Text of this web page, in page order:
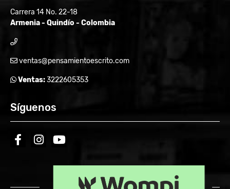
Carrera 14 No. 22-18
Armenia - Quindío - Colombia
ventas@pensamientoescrito.com
Ventas:3222605353
Síguenos
facebookinstagramyoutube